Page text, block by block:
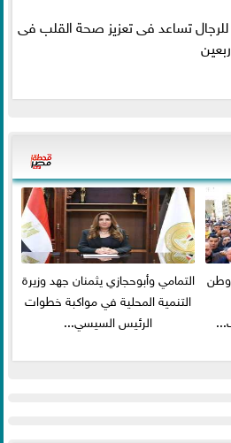
تساعد فى تعزيز صحة القلب فى
وطن التمامي وأبوحجازي يثمنان جهد وزيرة
التنمية المحلية في مواكبة خطوات
الرئيس السيسي...